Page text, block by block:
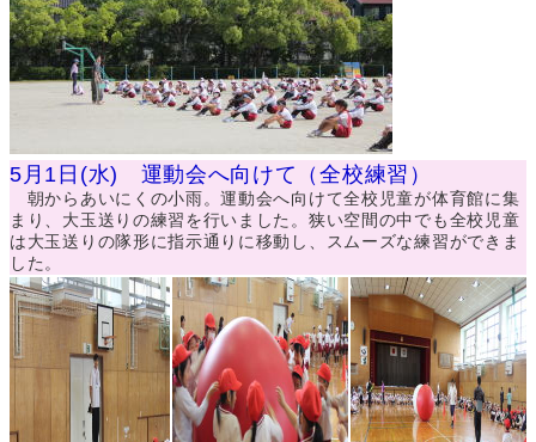
5月1日(水) 運動会へ向けて（全校練習）
朝からあいにくの小雨。運動会へ向けて全校児童が体育館に集
まり、大玉送りの練習を行いました。狭い空間の中でも全校児童
は大玉送りの隊形に指示通りに移動し、スムーズな練習ができま
した。